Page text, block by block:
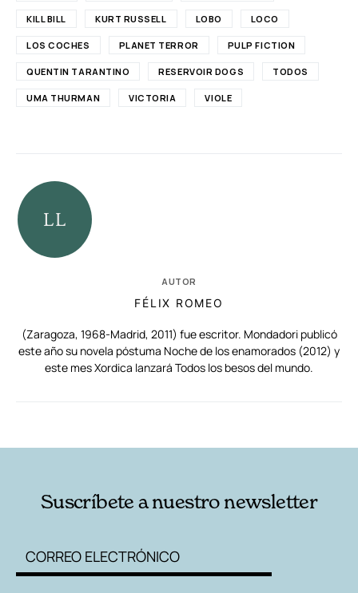
KILL BILL KURT RUSSELL LOBO LOCO
LOS COCHES PLANET TERROR PULP FICTION
QUENTIN TARANTINO RESERVOIR DOGS TODOS
UMA THURMAN VICTORIA VIOLE
AUTOR
FÉLIX ROMEO
(Zaragoza, 1968-Madrid, 2011) fue escritor. Mondadori publicó
este año su novela póstuma Noche de los enamorados (2012) y
este mes Xordica lanzará Todos los besos del mundo.
Suscríbete a nuestro newsletter